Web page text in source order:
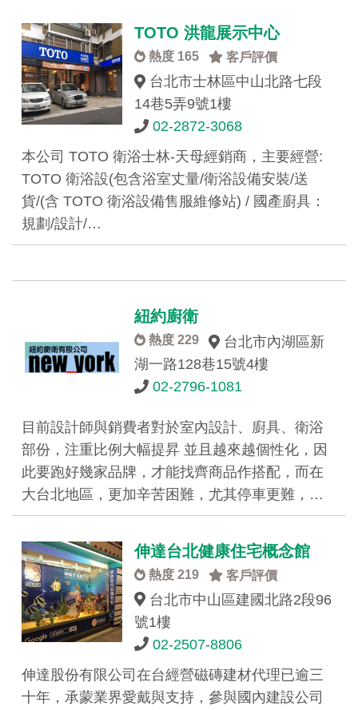
TOTO 洪龍展示中心
熱度 165 客戶評價
台北市士林區中山北路七段
14巷5弄9號1樓
02-2872-3068
本公司 TOTO 衛浴士林-天母經銷商，主要經營:
TOTO 衛浴設(包含浴室丈量/衛浴設備安裝/送
貨/(含 TOTO 衛浴設備售服維修站) / 國產廚具：
規劃/設計/…
紐約廚衛
熱度 229
台北市內湖區新
湖一路128巷15號4樓
02-2796-1081
目前設計師與銷費者對於室內設計、廚具、衛浴
部份，注重比例大幅提昇 並且越來越個性化，因
此要跑好幾家品牌，才能找齊商品作搭配，而在
大台北地區，更加辛苦困難，尤其停車更難，…
伸達台北健康住宅概念館
熱度 219 客戶評價
台北市中山區建國北路2段96
號1樓
02-2507-8806
伸達股份有限公司在台經營磁磚建材代理已逾三
十年，承蒙業界愛戴與支持，參與國內建設公司